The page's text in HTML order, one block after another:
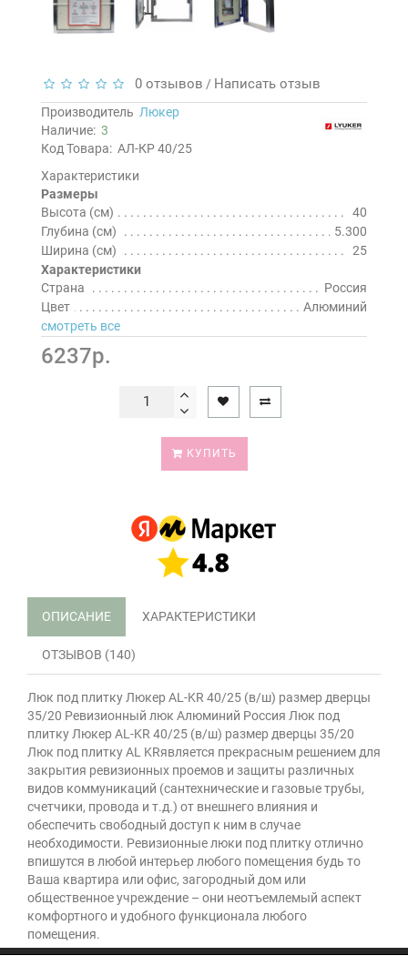
0 отзывов / Написать отзыв
Производитель Люкер
Наличие: 3
Код Товара: АЛ-КР 40/25
Характеристики
Размеры
Высота (см)
40
Глубина (см)
5.300
Ширина (см)
25
Характеристики
Страна
Россия
Цвет
Алюминий
смотреть все
6237р.
КУПИТЬ
ОПИСАНИЕ ХАРАКТЕРИСТИКИ
ОТЗЫВОВ (140)
Люк под плитку Люкер AL-KR 40/25 (в/ш) размер дверцы
35/20 Ревизионный люк Алюминий Россия Люк под
плитку Люкер AL-KR 40/25 (в/ш) размер дверцы 35/20
Люк под плитку AL KRявляется прекрасным решением для
закрытия ревизионных проемов и защиты различных
видов коммуникаций (сантехнические и газовые трубы,
счетчики, провода и т.д.) от внешнего влияния и
обеспечить свободный доступ к ним в случае
необходимости. Ревизионные люки под плитку отлично
впишутся в любой интерьер любого помещения будь то
Ваша квартира или офис, загородный дом или
общественное учреждение – они неотъемлемый аспект
комфортного и удобного функционала любого
помещения.